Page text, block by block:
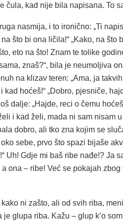
čula, kad nije bila napisana. To
nasmija, i to ironično: „Ti
što bi ona ličila!“ „Kako, na što
eto na što! Znam te tolike
znaš?“, bila je neumoljiva
na klizav teren: „Ama, ja
kad hoćeš!“ „Dobro, pjesniče,
dalje: „Hajde, reci o čemu
i kad želi, mada ni sam nisam
dobro, ali tko zna kojim se
sebe, prvo što spazi bijaše
Uh! Gdje mi baš ribe nađe!? Ja
ona – ribe! Već se pokajah
ni zašto, ali od svih riba,
je glupa riba. Kažu – glup k’o